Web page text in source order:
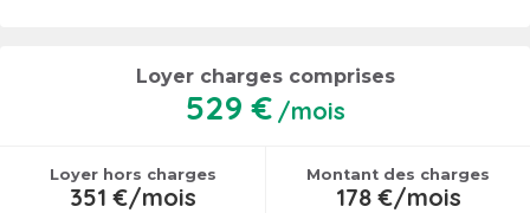
Loyer charges comprises
529 € /mois
Loyer hors charges
351 €/mois
Montant des charges
178 €/mois